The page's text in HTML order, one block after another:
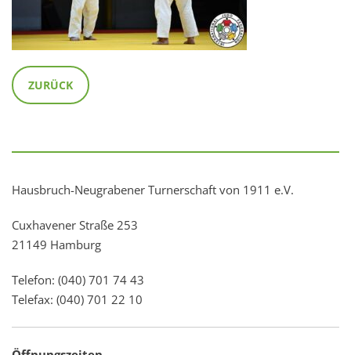
ZURÜCK
Hausbruch-Neugrabener Turnerschaft von 1911 e.V.
Cuxhavener Straße 253
21149 Hamburg
Telefon: (040) 701 74 43
Telefax: (040) 701 22 10